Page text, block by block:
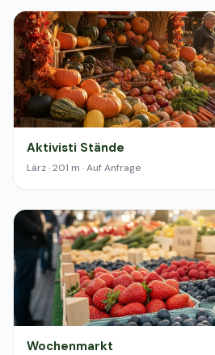
Aktivisti Stände
Lärz · 201 m · Auf Anfrage
Wochenmarkt